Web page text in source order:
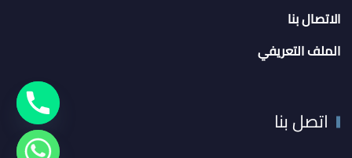
الاتصال بنا
الملف التعريفي
اتصل بنا